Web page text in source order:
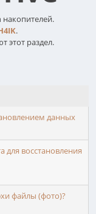
накопителей.
.
этот раздел.
данных
для восстановления
файлы (фото)?